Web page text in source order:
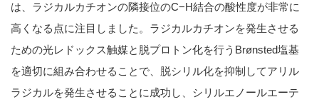
は、ラジカルカチオンの隣接位のC−H結合の酸性度が非常に
高くなる点に注目しました。ラジカルカチオンを発生させる
ための光レドックス触媒と脱プロトン化を行うBrønsted塩基
を適切に組み合わせることで、脱シリル化を抑制してアリル
ラジカルを発生させることに成功し、シリルエノールエーテ